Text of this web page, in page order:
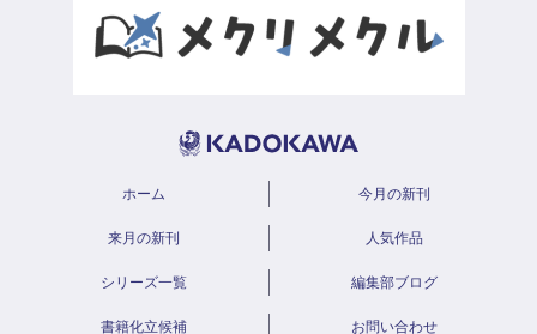
ホーム 今月の新刊
来月の新刊 人気作品
シリーズ一覧 編集部ブログ
書籍化立候補 お問い合わせ